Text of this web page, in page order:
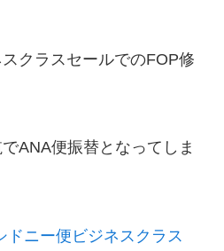
クラスセールでのFOP修
ANA便振替となってしま
ニー便ビジネスクラス